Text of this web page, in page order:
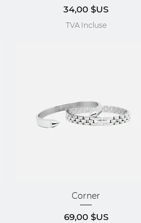
Prix
34,00 $US
TVA Incluse
Aperçu rapide
Corner
Prix
69,00 $US